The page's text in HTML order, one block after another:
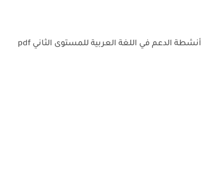
أنشطة الدعم في اللغة العربية للمستوى الثاني pdf